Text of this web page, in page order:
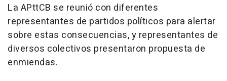
La APttCB se reunió con diferentes
representantes de partidos políticos para alertar
sobre estas consecuencias, y representantes de
diversos colectivos presentaron propuesta de
enmiendas.